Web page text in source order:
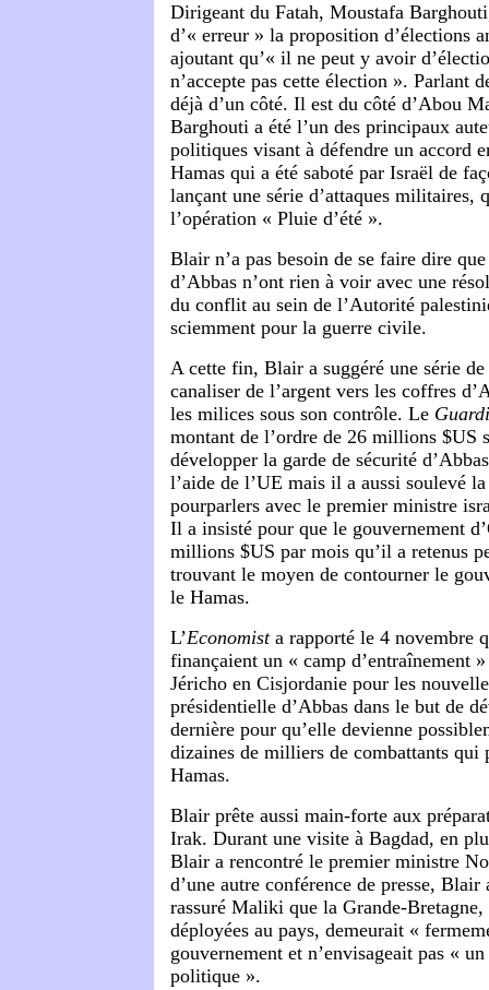
Dirigeant du Fatah, Moustafa
d’« erreur » la proposition d’élections
ajoutant qu’« il ne peut y avoir
n’accepte pas cette élection ». Parlant
déjà d’un côté. Il est du côté d’Abou
Barghouti a été l’un des principaux
politiques visant à défendre un accord
Hamas qui a été saboté par Israël de
lançant une série d’attaques militaires,
l’opération « Pluie d’été ».
Blair n’a pas besoin de se faire dire
d’Abbas n’ont rien à voir avec une
du conflit au sein de l’Autorité
sciemment pour la guerre civile.
A cette fin, Blair a suggéré une série de
canaliser de l’argent vers les coffres
les milices sous son contrôle. Le
montant de l’ordre de 26 millions $US
développer la garde de sécurité
l’aide de l’UE mais il a aussi soulevé
pourparlers avec le premier ministre
Il a insisté pour que le gouvernement
millions $US par mois qu’il a retenus
trouvant le moyen de contourner le
le Hamas.
L’Economista rapporté le 4 novembre
finançaient un « camp d’entraînement
Jéricho en Cisjordanie pour les
présidentielle d’Abbas dans le but de
dernière pour qu’elle devienne
dizaines de milliers de combattants qui
Hamas.
Blair prête aussi main-forte aux
Irak. Durant une visite à Bagdad, en
Blair a rencontré le premier ministre
d’une autre conférence de presse,
rassuré Maliki que la Grande-
déployées au pays, demeurait «
gouvernement et n’envisageait pas «
politique ».